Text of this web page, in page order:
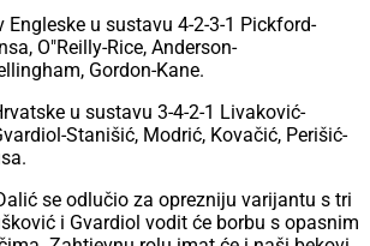
Engleske u sustavu 4-2-3-1 Pickford-
O"Reilly-Rice, Anderson-
Gordon-Kane.
u sustavu 3-4-2-1 Livaković-
Stanišić, Modrić, Kovačić, Perišić-
se odlučio za oprezniju varijantu s tri
i Gvardiol vodit će borbu s opasnim